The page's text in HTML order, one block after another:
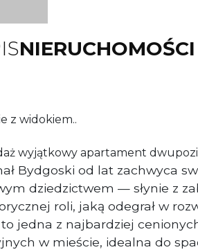
NIERUCHOMOŚCI
z widokiem..
wyjątkowy apartament
Bydgoski od lat zachwyca
dziedzictwem — słynie z
roli, jaką odegrał w
to jedna z najbardziej
w mieście, idealna do